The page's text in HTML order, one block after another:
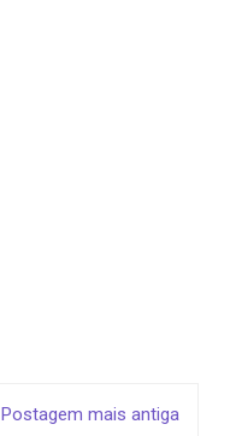
Postagem mais antiga